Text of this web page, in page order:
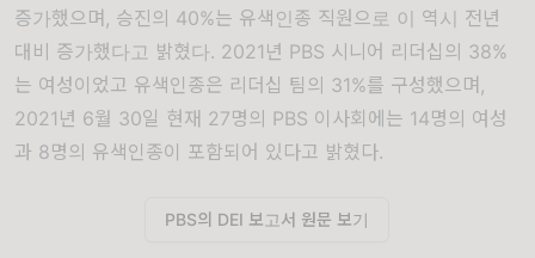
증가했으며 , 승진의 40%는 유색인종 직원으로 이 역시 전년
대비 증가했다고 밝혔다. 2021 년 PBS 시니어 리더십의 38%
는 여성이었고 유색인종은 리더십 팀의 31%를 구성했으며 ,
2021 년 6월 30일 현재 27명의 PBS 이사회에는 14명의 여성
과 8명의 유색인종이 포함되어 있다고 밝혔다.
PBS의 DEI 보고서 원문 보기